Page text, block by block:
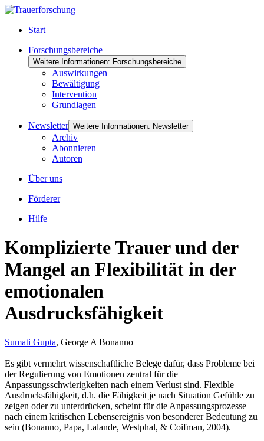
Start
Forschungsbereiche
Weitere Informationen: Forschungsbereiche
Auswirkungen
Bewältigung
Intervention
Grundlagen
Newsletter Weitere Informationen: Newsletter
Archiv
Abonnieren
Autoren
Über uns
Förderer
Hilfe
Komplizierte Trauer und der
Mangel an Flexibilität in der
emotionalen
Ausdrucksfähigkeit
Sumati Gupta, George A Bonanno
Es gibt vermehrt wissenschaftliche Belege dafür, dass Probleme bei
der Regulierung von Emotionen zentral für die
Anpassungsschwierigkeiten nach einem Verlust sind. Flexible
Ausdrucksfähigkeit, d.h. die Fähigkeit je nach Situation Gefühle zu
zeigen oder zu unterdrücken, scheint für die Anpassungsprozesse
nach einem kritischen Lebensereignis von besonderer Bedeutung zu
sein (Bonanno, Papa, Lalande, Westphal, & Coifman, 2004).